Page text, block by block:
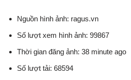
Nguồn hình ảnh: ragus.vn
Số lượt xem hình ảnh: 99867
Thời gian đăng ảnh: 38 minute ago
Số lượt tải: 68594